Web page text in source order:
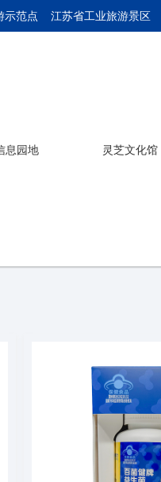
示范点 江苏省工业旅游景区
息园地 灵芝文化馆